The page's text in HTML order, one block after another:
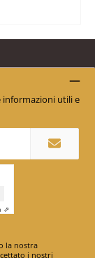
informazioni utili e
⇗